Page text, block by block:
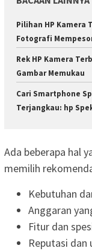
Pilihan HP Kamera
Fotografi
Rek HP Kamera
Gambar Memukau
Cari Smartphone
Terjangkau: hp
Ada beberapa hal
memilih
Kebutuhan
Anggaran
Fitur dan
Reputasi dan